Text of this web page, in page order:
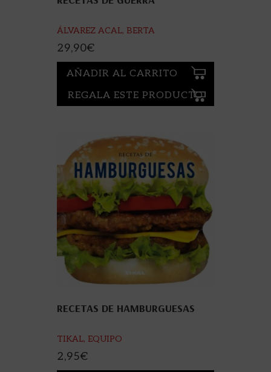
ÁLVAREZ ACAL, BERTA
29,90€
AÑADIR AL CARRITO
REGALA ESTE PRODUCTO
RECETAS DE HAMBURGUESAS
TIKAL, EQUIPO
2,95€